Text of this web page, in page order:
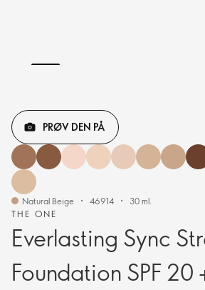
THE ONE
Everlasting Sync
Foundation SPF 20
PRØV DEN PÅ
Natural Beige 46914 30 ml.